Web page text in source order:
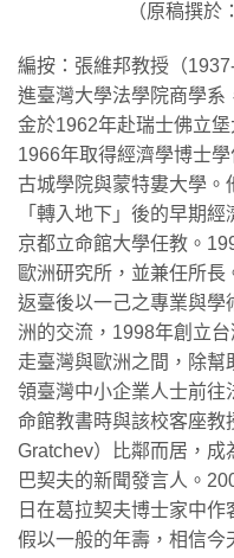
（原稿撰於
編按：張維邦教授（
進臺灣大學法學院商學系
金於1962年赴瑞士佛立
1966年取得經濟學博士
古城學院與蒙特婁大學。
「轉入地下」後的早期
京都立命館大學任教。
歐洲研究所，並兼任所長
返臺後以一己之專業與學
洲的交流，1998年創立
走臺灣與歐洲之間，除幫
領臺灣中小企業人士前往
命館教書時與該校客座教
Gratchev）比鄰而居，
巴契夫的新聞發言人。
日在葛拉契夫博士家中
假以一般的年壽，相信今